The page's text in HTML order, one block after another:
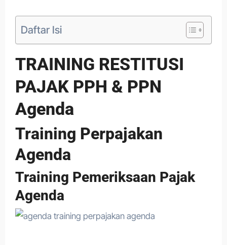
Daftar Isi
TRAINING RESTITUSI
PAJAK PPH & PPN
Agenda
Training Perpajakan
Agenda
Training Pemeriksaan Pajak
Agenda